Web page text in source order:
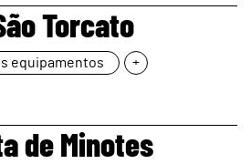
Torcato
equipamentos +
de Minotes